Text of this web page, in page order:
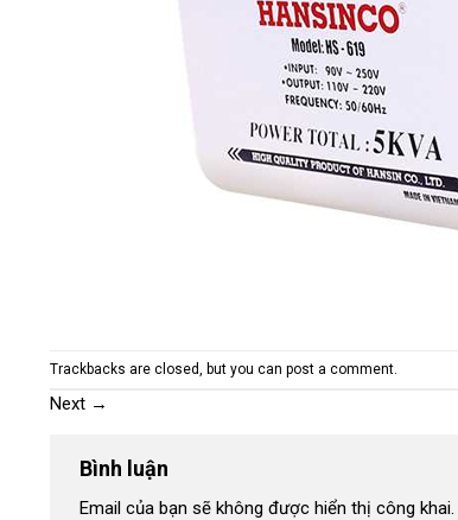
Trackbacks are closed, but you can post a comment
Next →
Bình luận
Email của bạn sẽ không được hiển thị công khai.